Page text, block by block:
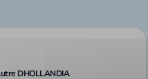
DHOLLANDIA